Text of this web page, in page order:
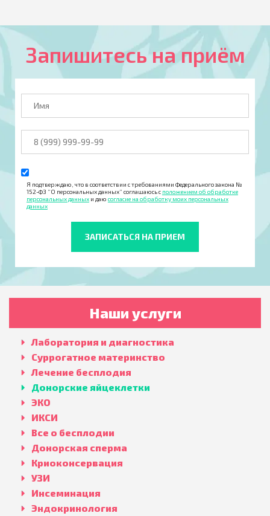
Запишитесь на приём
Я подтверждаю, что в соответствии с требованиями Федерального закона №
152-ФЗ “О персональных данных” соглашаюсь с положением об обработке
персональных данныхи даю согласие на обработку моих персональных
данных
Наши услуги
Лаборатория и диагностика
Суррогатное материнство
Лечение бесплодия
Донорские яйцеклетки
ЭКО
ИКСИ
Все о бесплодии
Донорская сперма
Криоконсервация
УЗИ
Инсеминация
Эндокринология